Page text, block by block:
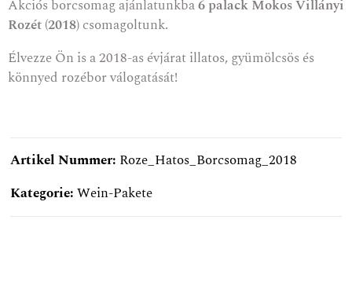
Akciós borcsomag ajánlatunkba6 palack Mokos Villányi
Rozét (2018)csomagoltunk.
Élvezze Ön is a 2018-as évjárat illatos, gyümölcsös és
könnyed rozébor válogatását!
Artikel Nummer: Roze_Hatos_Borcsomag_2018
Kategorie:Wein-Pakete